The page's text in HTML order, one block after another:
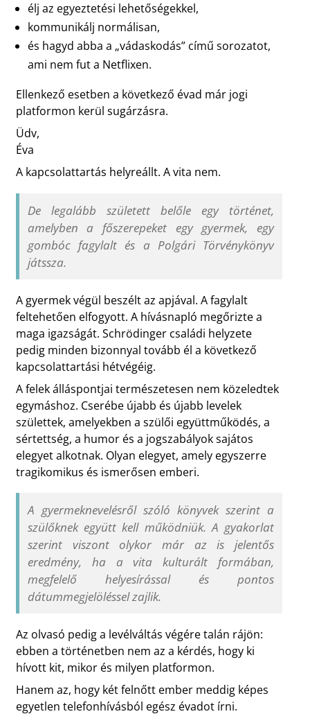
élj az egyeztetési lehetőségekkel,
kommunikálj normálisan,
és hagyd abba a „vádaskodás” című sorozatot,
ami nem fut a Netflixen.
Ellenkező esetben a következő évad már jogi
platformon kerül sugárzásra.
Üdv,
Éva
A kapcsolattartás helyreállt. A vita nem.
De legalább született belőle egy történet,
amelyben a főszerepeket egy gyermek, egy
gombóc fagylalt és a Polgári Törvénykönyv
játssza.
A gyermek végül beszélt az apjával. A fagylalt
feltehetően elfogyott. A hívásnapló megőrizte a
maga igazságát. Schrödinger családi helyzete
pedig minden bizonnyal tovább él a következő
kapcsolattartási hétvégéig.
A felek álláspontjai természetesen nem közeledtek
egymáshoz. Cserébe újabb és újabb levelek
születtek, amelyekben a szülői együttműködés, a
sértettség, a humor és a jogszabályok sajátos
elegyet alkotnak. Olyan elegyet, amely egyszerre
tragikomikus és ismerősen emberi.
A gyermeknevelésről szóló könyvek szerint a
szülőknek együtt kell működniük. A gyakorlat
szerint viszont olykor már az is jelentős
eredmény, ha a vita kulturált formában,
megfelelő helyesírással és pontos
dátummegjelöléssel zajlik.
Az olvasó pedig a levélváltás végére talán rájön:
ebben a történetben nem az a kérdés, hogy ki
hívott kit, mikor és milyen platformon.
Hanem az, hogy két felnőtt ember meddig képes
egyetlen telefonhívásból egész évadot írni.